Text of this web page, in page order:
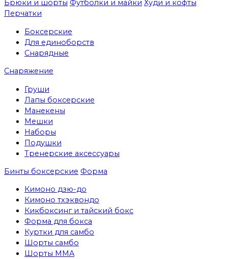
Брюки и шорты Футболки и майки Худи и кофты
Перчатки
Боксерские
Для единоборств
Снарядные
Снаряжение
Груши
Лапы боксерские
Манекены
Мешки
Наборы
Подушки
Тренерские аксессуары
Бинты боксерские Форма
Кимоно дзю-до
Кимоно тхэквондо
Кикбоксинг и тайский бокс
Форма для бокса
Куртки для самбо
Шорты самбо
Шорты MMA